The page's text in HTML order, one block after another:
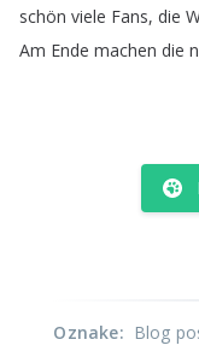
schön viele Fans, die
Am Ende machen die
Oznake: Blog